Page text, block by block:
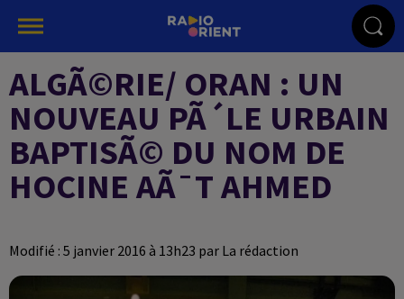
ALGÃ©RIE/ ORAN : UN
NOUVEAU PÃ´LE URBAIN
BAPTISÃ© DU NOM DE
HOCINE AÃ¯T AHMED
Modifié : 5 janvier 2016 à 13h23 par La rédaction